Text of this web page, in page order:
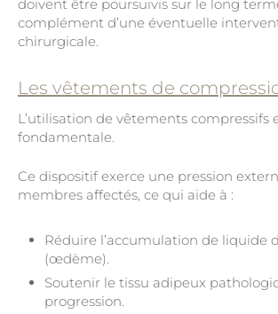
doivent être poursuivis sur le long
complément d’une éventuelle
chirurgicale.
Les vêtements de
L’utilisation de vêtements compressifs
fondamentale.
Ce dispositif exerce une pression
membres affectés, ce qui aide à :
Réduire l’accumulation de liquide
(œdème).
Soutenir le tissu adipeux
progression.